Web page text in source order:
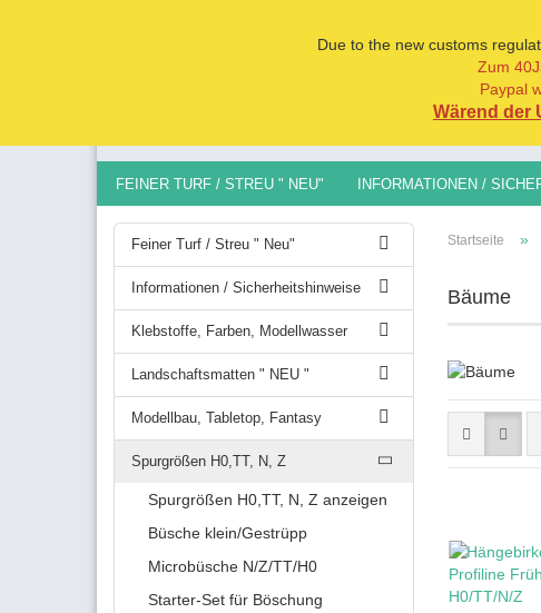
Alle
Due to the new customs
Zum
Paypal
Wärend der
FEINER TURF / STREU " NEU" INFORMATIONEN /
MODELLBAU, TABLETOP, FANTASY SPURGRÖSSEN
Startseite »
Bäume
Feiner Turf / Streu " Neu"
Informationen / Sicherheitshinweise
Klebstoffe, Farben, Modellwasser
Landschaftsmatten " NEU "
Modellbau, Tabletop, Fantasy
Spurgrößen H0,TT, N, Z
Spurgrößen H0,TT, N, Z anzeigen
Büsche klein/Gestrüpp
Microbüsche N/Z/TT/H0
Starter-Set für Böschung